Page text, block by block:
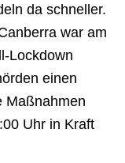
da schneller.
war am
Lockdown
einen
Maßnahmen
Uhr in Kraft